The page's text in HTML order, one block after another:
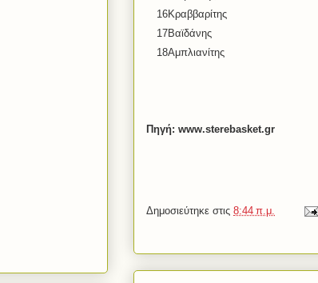
16Κραββαρίτης
17Βαϊδάνης
18Αμπλιανίτης
Πηγή: www.sterebasket.gr
Δημοσιεύτηκε στις 8:44 π.μ.